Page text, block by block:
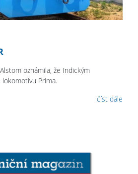
oznámila, že Indickým
Prima.
číst dále